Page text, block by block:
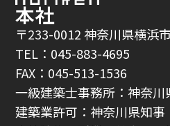
本社
〒233-0012 神奈川県横浜
TEL：045-883-4695
FAX：045-513-1536
一級建築士事務所：神奈川
建築業許可：神奈川県知